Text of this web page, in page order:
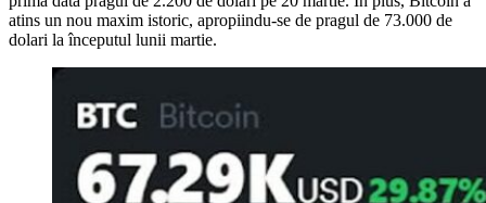
atins un nou maxim istoric, apropiindu-se de pragul de 73.000 de
dolari la începutul lunii martie.